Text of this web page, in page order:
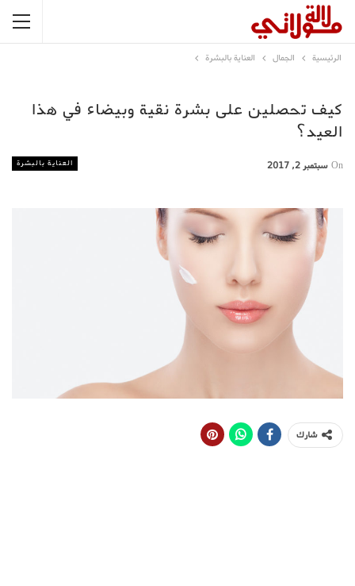
الرئيسية الجمال العناية بالبشرة
كيف تحصلين على بشرة نقية وبيضاء في هذا
العيد؟
العناية بالبشرة On سبتمبر 2, 2017
شارك